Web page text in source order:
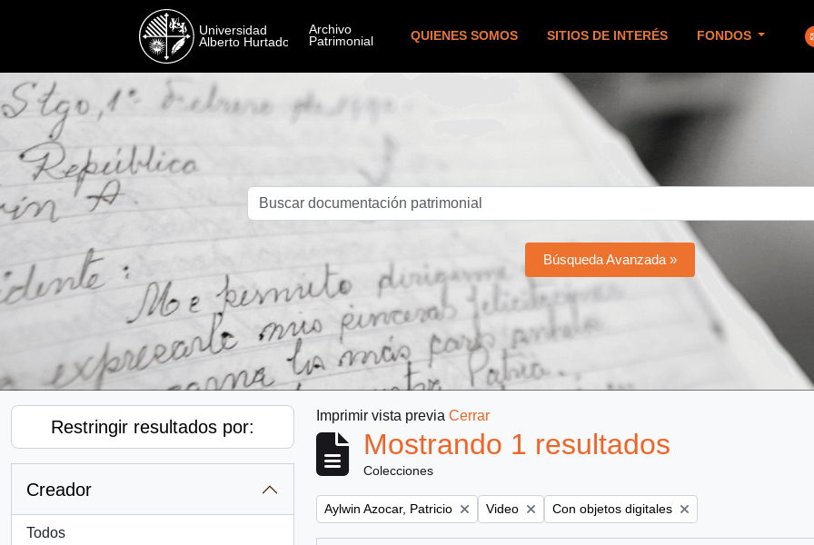
QUIENES SOMOS SITIOS DE INTERÉS FONDOS
Búsqueda Avanzada »
Restringir resultados por:
Creador
Todos
Imprimir vista previa Cerrar
Mostrando 1 resultados
Colecciones
Remove filter:
Aylwin Azocar, Patricio Remove filter:
Video Remove filter:
Con objetos digitales